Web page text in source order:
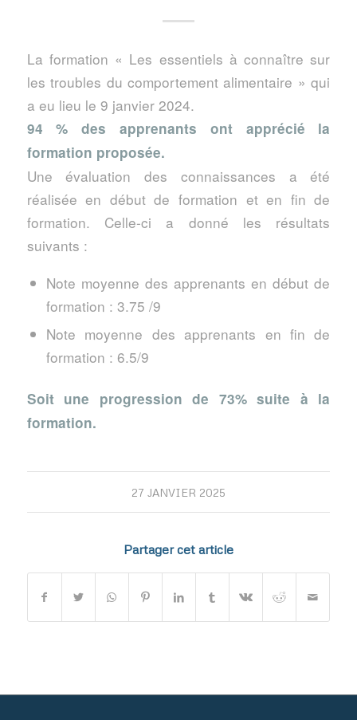
La formation « Les essentiels à connaître sur
les troubles du comportement alimentaire » qui
a eu lieu le 9 janvier 2024.
94 % des apprenants ont apprécié la
formation proposée.
Une évaluation des connaissances a été
réalisée en début de formation et en fin de
formation. Celle-ci a donné les résultats
suivants :
Note moyenne des apprenants en début de
formation : 3.75 /9
Note moyenne des apprenants en fin de
formation : 6.5/9
Soit une progression de 73% suite à la
formation.
27 JANVIER 2025
Partager cet article